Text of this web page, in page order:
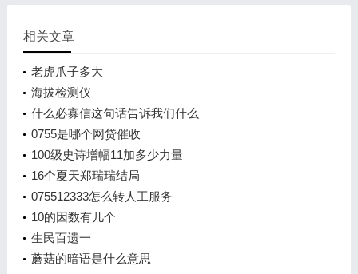
相关文章
老虎爪子多大
海拔检测仪
什么必寡信这句话告诉我们什么
0755是哪个网贷催收
100级史诗增幅11加多少力量
16个夏天郑瑞瑞结局
075512333怎么转人工服务
10的因数有几个
生民百遗一
蘑菇的暗语是什么意思